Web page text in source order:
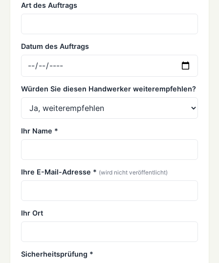
Art des Auftrags
Datum des Auftrags
Würden Sie diesen Handwerker weiterempfehlen?
Ihr Name *
Ihre E-Mail-Adresse * (wird nicht veröffentlicht)
Ihr Ort
Sicherheitsprüfung *